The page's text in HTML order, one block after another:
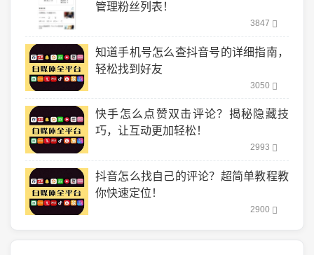
管理粉丝列表！
3847
知道手机号怎么查抖音号的详细指南，
轻松找到好友
3050
快手怎么点赞双击评论？揭秘隐藏技
巧，让互动更加轻松！
2993
抖音怎么找自己的评论？超简单教程教
你快速定位！
2900